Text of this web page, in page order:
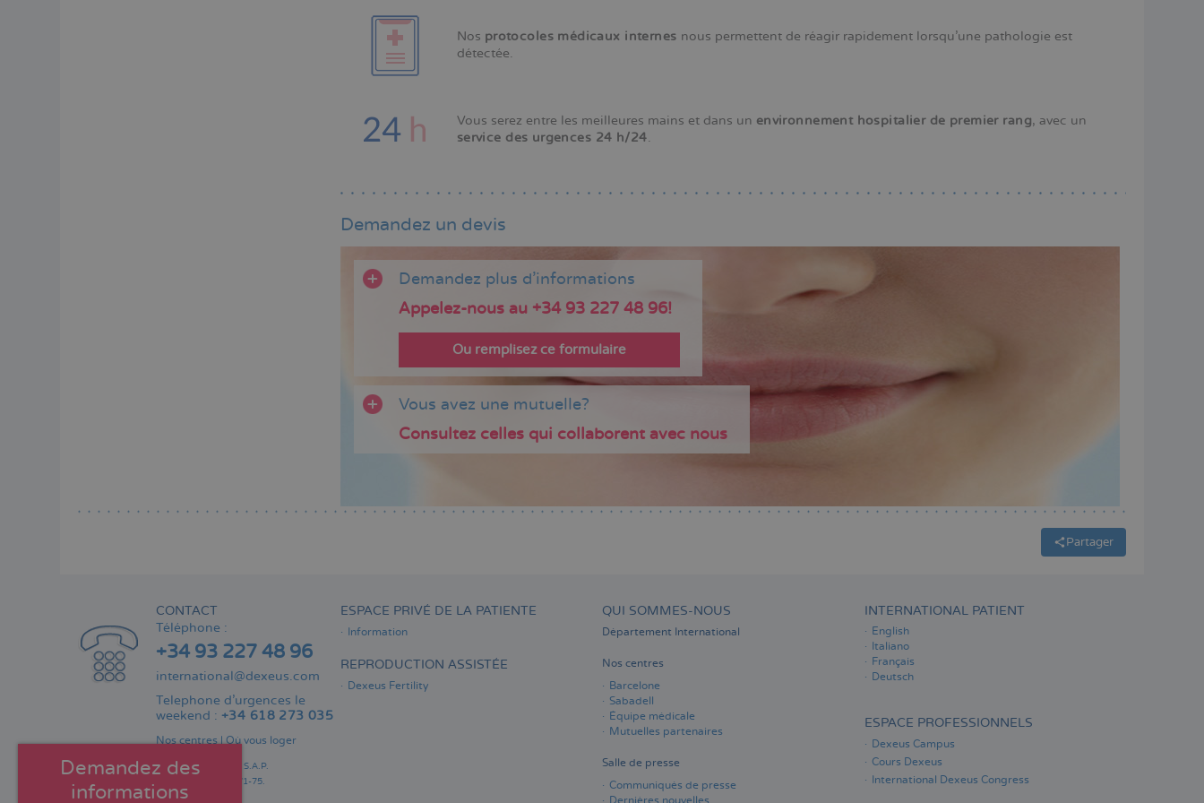
Nos protocoles médicaux internes nous permettent de réagir rapidement lorsqu'une pathologie est
détectée.
Vous serez entre les meilleures mains et dans un environnement hospitalier de premier rang, avec un
service des urgences 24 h/24.
Demandez un devis
Demandez plus d'informations
Appelez-nous au +34 93 227 48 96!
Ou remplisez ce formulaire
Vous avez une mutuelle?
Consultez celles qui collaborent avec nous
Demandez des
informations
Partager
CONTACT
Téléphone :
+34 93 227 48 96
international@dexeus.com
Telephone d’urgences le
weekend : +34 618 273 035
Nos centres | Où vous loger
Consultorio Dexeus S.A.P.
Gran Via Carles III 71-75.
08028 Barcelone.
ESPACE PRIVÉ DE LA PATIENTE
Information
REPRODUCTION ASSISTÉE
Dexeus Fertility
QUI SOMMES-NOUS
Département International
Nos centres
Barcelone
Sabadell
Équipe médicale
Mutuelles partenaires
Salle de presse
Communiqués de presse
INTERNATIONAL PATIENT
English
Italiano
Français
Deutsch
ESPACE PROFESSIONNELS
Dexeus Campus
Cours Dexeus
International Dexeus Congress